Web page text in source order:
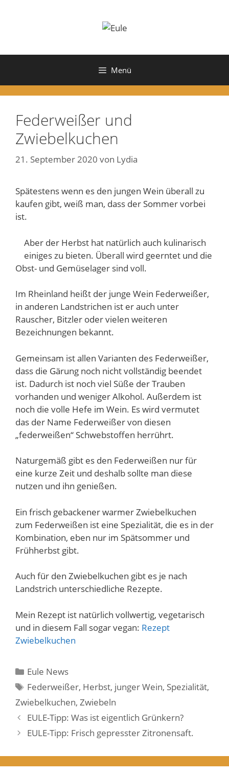
Menü
Federweißer und
Zwiebelkuchen
21. September 2020 von Lydia
Spätestens wenn es den jungen Wein überall zu
kaufen gibt, weiß man, dass der Sommer vorbei
ist.
Aber der Herbst hat natürlich auch kulinarisch
einiges zu bieten. Überall wird geerntet und die
Obst- und Gemüselager sind voll.
Im Rheinland heißt der junge Wein Federweißer,
in anderen Landstrichen ist er auch unter
Rauscher, Bitzler oder vielen weiteren
Bezeichnungen bekannt.
Gemeinsam ist allen Varianten des Federweißer,
dass die Gärung noch nicht vollständig beendet
ist. Dadurch ist noch viel Süße der Trauben
vorhanden und weniger Alkohol. Außerdem ist
noch die volle Hefe im Wein. Es wird vermutet
das der Name Federweißer von diesen
„federweißen“ Schwebstoffen herrührt.
Naturgemäß gibt es den Federweißen nur für
eine kurze Zeit und deshalb sollte man diese
nutzen und ihn genießen.
Ein frisch gebackener warmer Zwiebelkuchen
zum Federweißen ist eine Spezialität, die es in der
Kombination, eben nur im Spätsommer und
Frühherbst gibt.
Auch für den Zwiebelkuchen gibt es je nach
Landstrich unterschiedliche Rezepte.
Mein Rezept ist natürlich vollwertig, vegetarisch
und in diesem Fall sogar vegan: Rezept
Zwiebelkuchen
Kategorien
Eule News
Schlagwörter
Federweißer, Herbst, junger Wein, Spezialität,
Zwiebelkuchen, Zwiebeln
EULE-Tipp: Was ist eigentlich Grünkern?
EULE-Tipp: Frisch gepresster Zitronensaft.